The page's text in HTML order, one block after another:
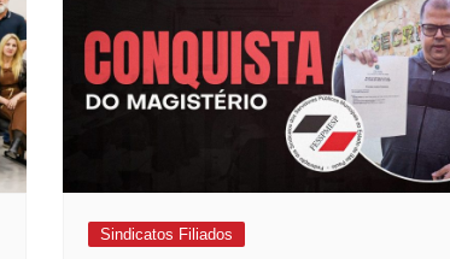
Sindicatos Filiados